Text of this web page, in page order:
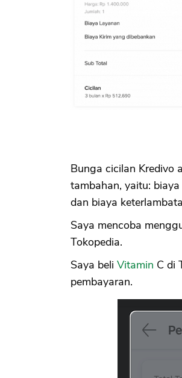
Bunga cicilan Kredivo
tambahan, yaitu:
dan biaya
Saya mencoba
Tokopedia.
Saya beli Vitamin C di
pembayaran.